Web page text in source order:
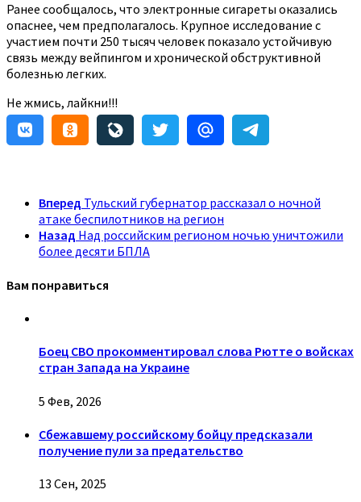
Ранее сообщалось, что электронные сигареты оказались
опаснее, чем предполагалось. Крупное исследование с
участием почти 250 тысяч человек показало устойчивую
связь между вейпингом и хронической обструктивной
болезнью легких.
Не жмись, лайкни!!!
Вперед Тульский губернатор рассказал о ночной
атаке беспилотников на регион
Назад Над российским регионом ночью уничтожили
более десяти БПЛА
Вам понравиться
Боец СВО прокомментировал слова Рютте о войсках
стран Запада на Украине
5 Фев, 2026
Сбежавшему российскому бойцу предсказали
получение пули за предательство
13 Сен, 2025